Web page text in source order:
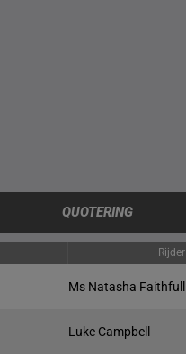
QUOTERING
Rijder
Ms Natasha Faithfull
Luke Campbell